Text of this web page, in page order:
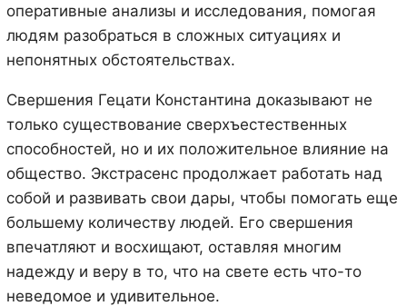
оперативные анализы и исследования, помогая
людям разобраться в сложных ситуациях и
непонятных обстоятельствах.
Свершения Гецати Константина доказывают не
только существование сверхъестественных
способностей, но и их положительное влияние на
общество. Экстрасенс продолжает работать над
собой и развивать свои дары, чтобы помогать еще
большему количеству людей. Его свершения
впечатляют и восхищают, оставляя многим
надежду и веру в то, что на свете есть что-то
неведомое и удивительное.